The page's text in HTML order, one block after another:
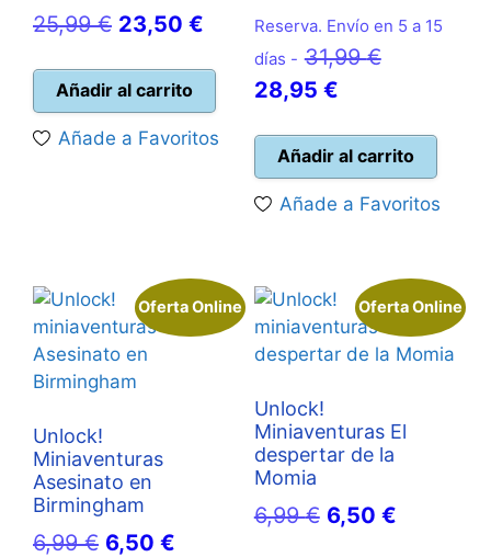
25,99€ El
original
era:
25,99 €.
23,50 €
precio
actual
es:
23,50 €.
Añadir al carrito
Añade a Favoritos
Reserva. Envío en 5 a 15
días - 31,99€El
era:
31,99 €.
28,95 €El
actual
es:
28,95 €.
Añadir al carrito
Añade a Favoritos
Oferta Online
Unlock!
Miniaventuras
Asesinato en
Birmingham
6,99€ El
6,50 €
Oferta Online
Unlock!
Miniaventuras El
despertar de la
Momia
6,99€ El
6,50 €El